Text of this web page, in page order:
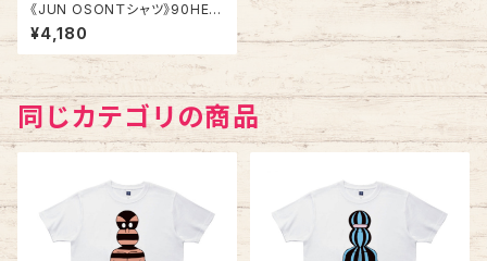
《JUN OSONＴシャツ》90HER
OES TJC077／ 【ザ・ロン
グヘア】
¥4,180
同じカテゴリの商品